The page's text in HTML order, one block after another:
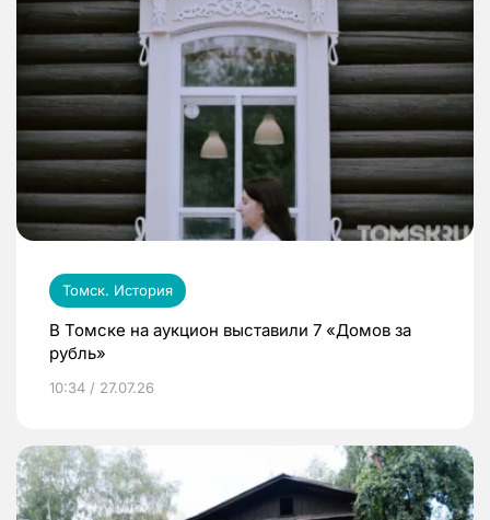
Томск. История
В Томске на аукцион выставили 7 «Домов за
рубль»
10:34 / 27.07.26